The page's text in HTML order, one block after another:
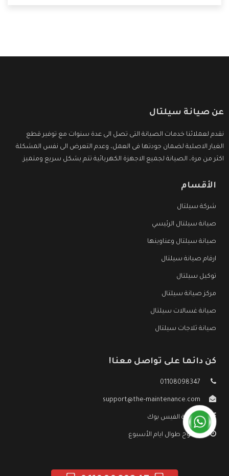
عن صيانة سيلتال
نقدم لعملائنا خدمات الصيانة التى تصل الى عدة سنوات مع توفير قطع
الغيار الاصلية لضمان جودتها فى العمل، وعدم التعرض الى نفس المشكلة
اكثر من مرة، الصيانة لجميع الاجهزة الكهربائية تتم بشكل سريع ومتميز.
الأقسام
شركة سيلتال
صيانة سيلتال الرئيسي
صيانة سيلتال وعناوينها
ارقام صيانة سيلتال
توكيل سيلتال
مركز صيانة سيلتال
صيانة غسالات سيلتال
صيانة ثلاجات سيلتال
كن دائما على تواصل معنا!
01108098347
support@the-maintenance.com
صفحة الفيس بوك
مفتوح طوال ايام الأسبوع